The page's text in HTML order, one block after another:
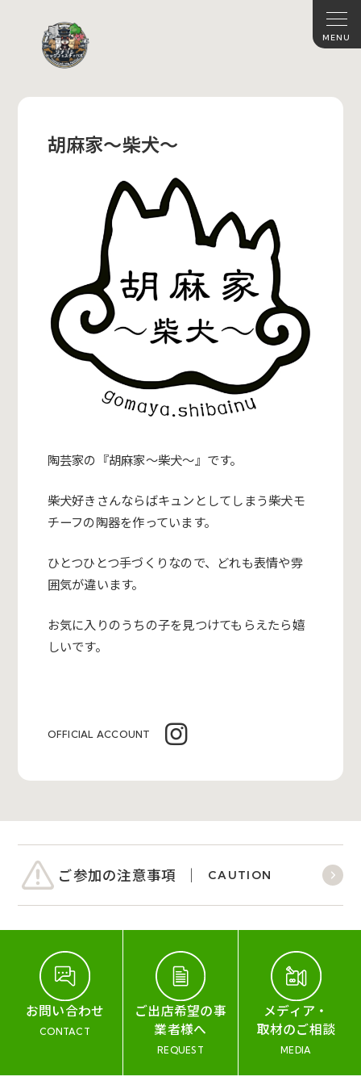
胡麻家〜柴犬〜
陶芸家の『胡麻家〜柴犬〜』です。
柴犬好きさんならばキュンとしてしまう柴犬モ
チーフの陶器を作っています。
ひとつひとつ手づくりなので、どれも表情や雰
囲気が違います。
お気に入りのうちの子を見つけてもらえたら嬉
しいです。
OFFICIAL ACCOUNT
ご参加の注意事項 CAUTION
お問い合わせ
CONTACT
ご出店希望の事
業者様へ
REQUEST
メディア・
取材のご相談
MEDIA